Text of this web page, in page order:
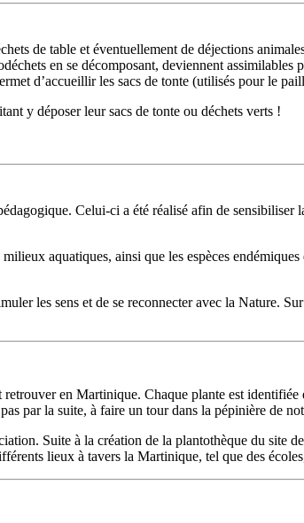
de table et éventuellement de déjections
en se décomposant, deviennent
d’accueillir les sacs de tonte (utilisés pour le
y déposer leur sacs de tonte ou déchets verts !
Celui-ci a été réalisé afin de
aquatiques, ainsi que les espèces
les sens et de se reconnecter avec la Nature.
en Martinique. Chaque plante est identifiée
par la suite, à faire un tour dans la pépinière de
Suite à la création de la plantothèque du
lieux à tavers la Martinique, tel que des